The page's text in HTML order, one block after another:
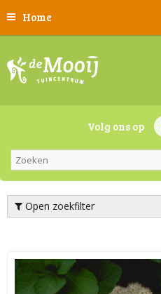
Home
Volg ons op
Open zoekfilter